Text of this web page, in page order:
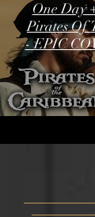
One Day
Pirates Of
- EPIC